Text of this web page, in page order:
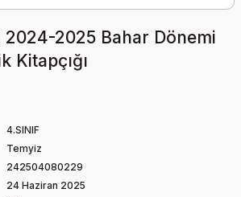
2025 Bahar Dönemi
Kitapçığı
4.SINIF
Temyiz
242504080229
24 Haziran 2025